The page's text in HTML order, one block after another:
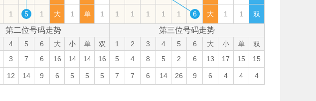
1 5 1 大 1 单 1 1 1 1 1 1 6 大 1 1 双
第二位号码走势 第三位号码走势
4 5 6 大 小 单 双 1 2 3 4 5 6 大 小 单
双
3 7 6 16 14 14 16 5 4 8 5 2 6 13 17 15 15
12 14 9 6 5 5 5 7 7 6 14 26 9 6 4 4 4